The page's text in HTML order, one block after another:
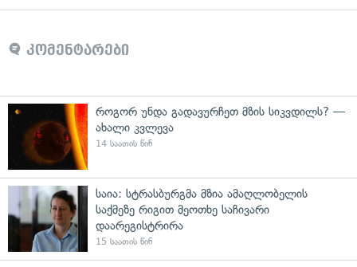
კომენტარები
როგორ უნდა გადავურჩეთ მზის სიკვდილს? —
ახალი კვლევა
14 საათის წინ
საია: სტრასბურგმა მზია ამაღლობელის
საქმეზე რიგით მეოთხე საჩივარი
დაარეგისტრირა
15 საათის წინ